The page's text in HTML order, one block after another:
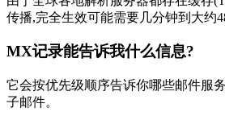
传播,完全生效可能需要几分钟到大约
MX记录能告诉我什么信息?
它会按优先级顺序告诉你哪些邮件服
子邮件。